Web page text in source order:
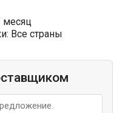
месяц
Все страны